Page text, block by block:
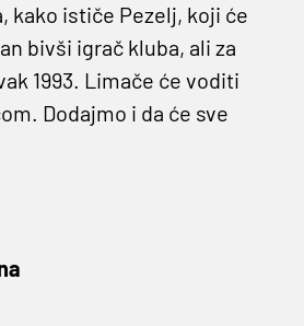
kako ističe Pezelj, koji će
bivši igrač kluba, ali za
1993. Limače će voditi
Dodajmo i da će sve